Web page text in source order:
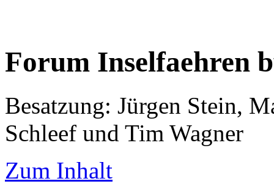
Forum Inselfaehren
Besatzung: Jürgen Stein,
Schleef und Tim Wagner
Zum Inhalt